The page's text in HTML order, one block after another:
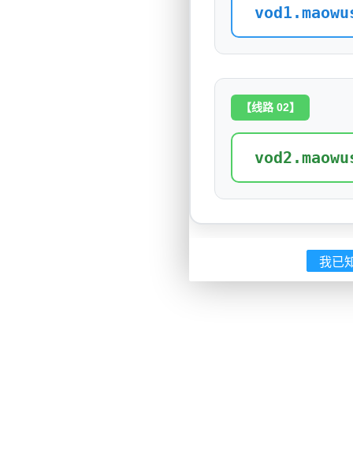
【线路 02】
我已